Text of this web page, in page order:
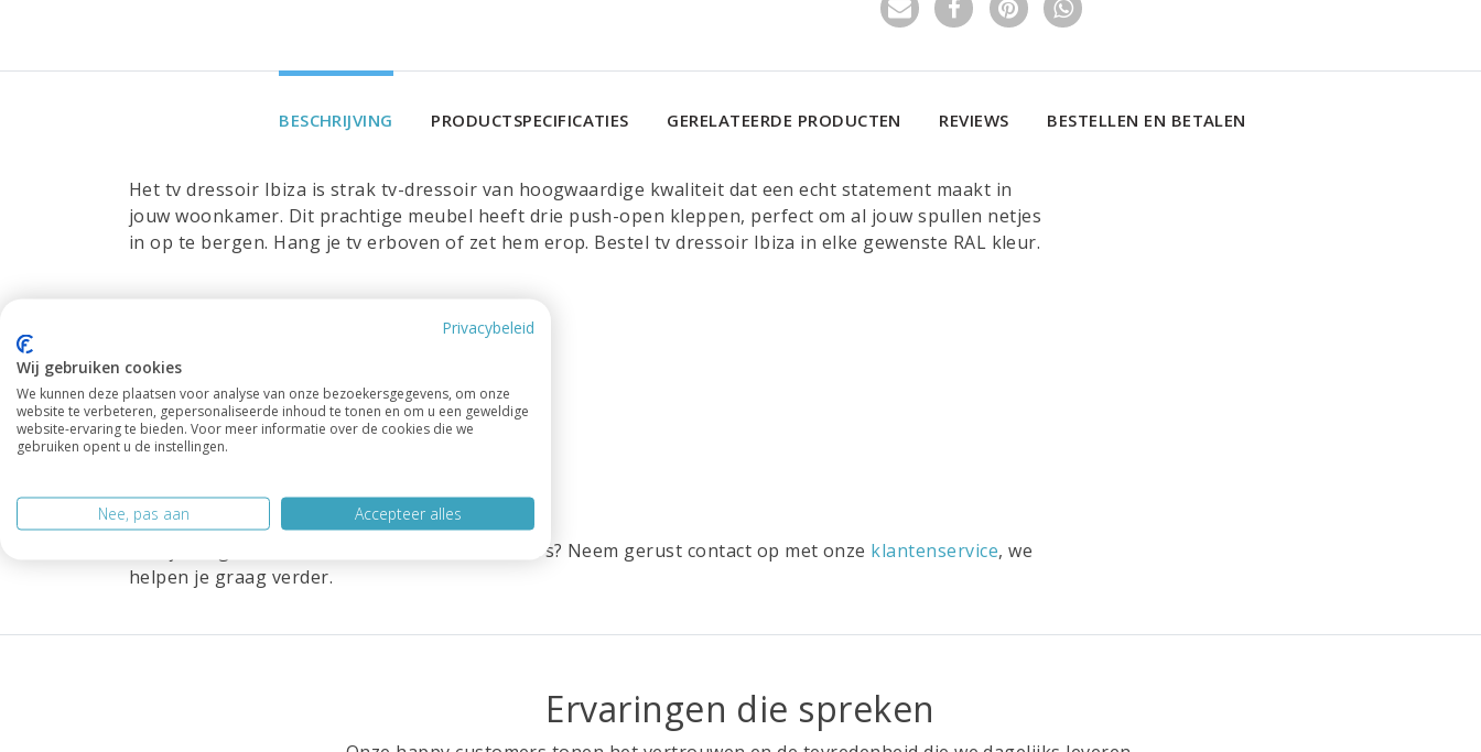
BESCHRIJVING PRODUCTSPECIFICATIES GERELATEERDE PRODUCTEN REVIEWS BESTELLEN EN BETALEN
Het tv dressoir Ibiza is strak tv-dressoir van hoogwaardige kwaliteit dat een echt statement maakt in
jouw woonkamer. Dit prachtige meubel heeft drie push-open kleppen, perfect om al jouw spullen netjes
in op te bergen. Hang je tv erboven of zet hem erop. Bestel tv dressoir Ibiza in elke gewenste RAL kleur.
Breedte: 180 cm
Diepte: 45 cm
Hoogte: 60 cm
Heb je vragen over deze kast of over iets anders? Neem gerust contact op met onze klantenservice, we
helpen je graag verder.
Ervaringen die spreken
Privacybeleid
Wij gebruiken cookies
We kunnen deze plaatsen voor analyse van onze bezoekersgegevens, om onze
website te verbeteren, gepersonaliseerde inhoud te tonen en om u een geweldige
website-ervaring te bieden. Voor meer informatie over de cookies die we
gebruiken opent u de instellingen.
Nee, pas aan Accepteer alles